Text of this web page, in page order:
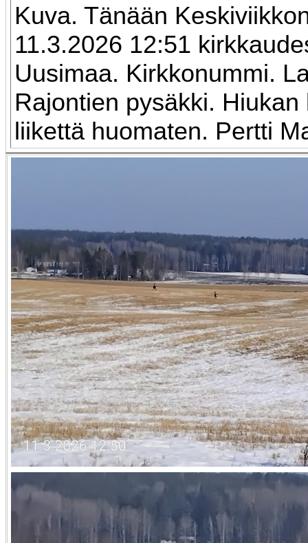
Kuva. Tänään
11.3.2026 12:51
Uusimaa. Kirkkonummi.
Rajontien pysäkki.
liikettä huomaten. Pertti